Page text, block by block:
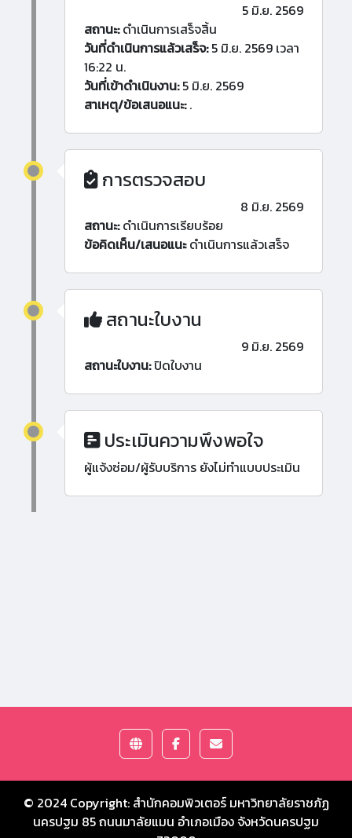
5 มิ.ย. 2569
สถานะ:ดำเนินการเสร็จสิ้น
วันที่ดำเนินการแล้วเสร็จ:5 มิ.ย. 2569 เวลา
16:22 น.
วันที่เข้าดำเนินงาน:5 มิ.ย. 2569
สาเหตุ/ข้อเสนอแนะ:.
การตรวจสอบ
8 มิ.ย. 2569
สถานะ:ดำเนินการเรียบร้อย
ข้อคิดเห็น/เสนอแนะดำเนินการแล้วเสร็จ
สถานะใบงาน
9 มิ.ย. 2569
สถานะใบงาน:ปิดใบงาน
ประเมินความพึงพอใจ
ผู้แจ้งซ่อม/ผู้รับบริการ ยังไม่ทำแบบประเมิน
© 2024 Copyright: สำนักคอมพิวเตอร์ มหาวิทยาลัยราชภัฏ
นครปฐม 85 ถนนมาลัยแมน อำเภอเมือง จังหวัดนครปฐม